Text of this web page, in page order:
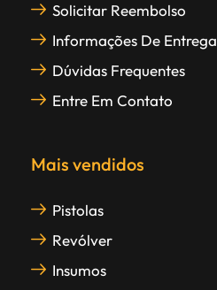
Solicitar Reembolso
Informações De Entrega
Dúvidas Frequentes
Entre Em Contato
Mais vendidos
Pistolas
Revólver
Insumos